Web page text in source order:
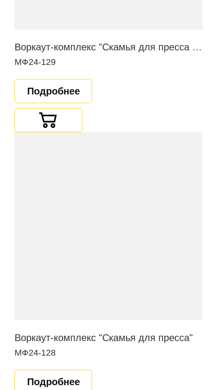
Воркаут-комплекс "Скамья для пресса в наклоне"
МФ24-129
Подробнее
Воркаут-комплекс "Скамья для пресса"
МФ24-128
Подробнее